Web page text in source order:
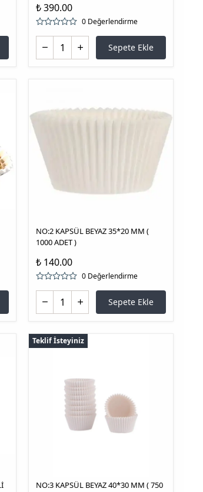
₺ 390.00
0 Değerlendirme
Sepete Ekle
NO:2 KAPSÜL BEYAZ 35*20 MM (
1000 ADET )
₺ 140.00
0 Değerlendirme
Sepete Ekle
Teklif İsteyiniz
NO:3 KAPSÜL BEYAZ 40*30 MM ( 750